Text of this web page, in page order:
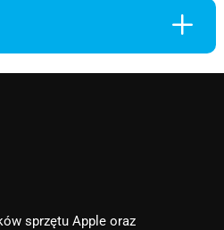
L
sprzętu Apple oraz